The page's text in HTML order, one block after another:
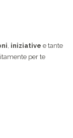
iniziative e tante
per te